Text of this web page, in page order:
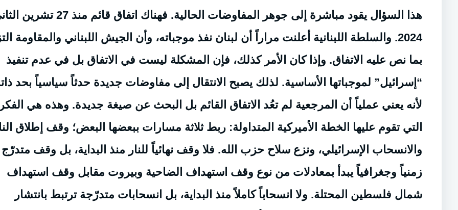
هذا السؤال يقود مباشرة إلى جوهر المفاوضات الحالية. فهناك اتفاق قائم منذ 27
2024. والسلطة اللبنانية أعلنت مراراً أن لبنان نفذ موجباته، وأن الجيش اللبناني والمقاومة
بما نص عليه الاتفاق. وإذا كان الأمر كذلك، فإن المشكلة ليست في الاتفاق بل في عدم تنفيذ
“إسرائيل” لموجباتها الأساسية. لذلك يصبح الانتقال إلى مفاوضات جديدة حدثاً سياسياً بحد
لأنه يعني عملياً أن المرجعية لم تعُد الاتفاق القائم بل البحث عن صيغة جديدة. وهذه هي
التي تقوم عليها الخطة الأميركية المتداولة: ربط ثلاثة مسارات ببعضها البعض؛ وقف إطلاق
والانسحاب الإسرائيلي، ونزع سلاح حزب الله. فلا وقف نهائياً للنار منذ البداية، بل وقف متدرّج
زمنياً وجغرافياً يبدأ بمعادلات من نوع وقف استهداف الضاحية وبيروت مقابل وقف استهداف
شمال فلسطين المحتلة. ولا انسحاباً كاملاً منذ البداية، بل انسحابات متدرّجة ترتبط بانتشار